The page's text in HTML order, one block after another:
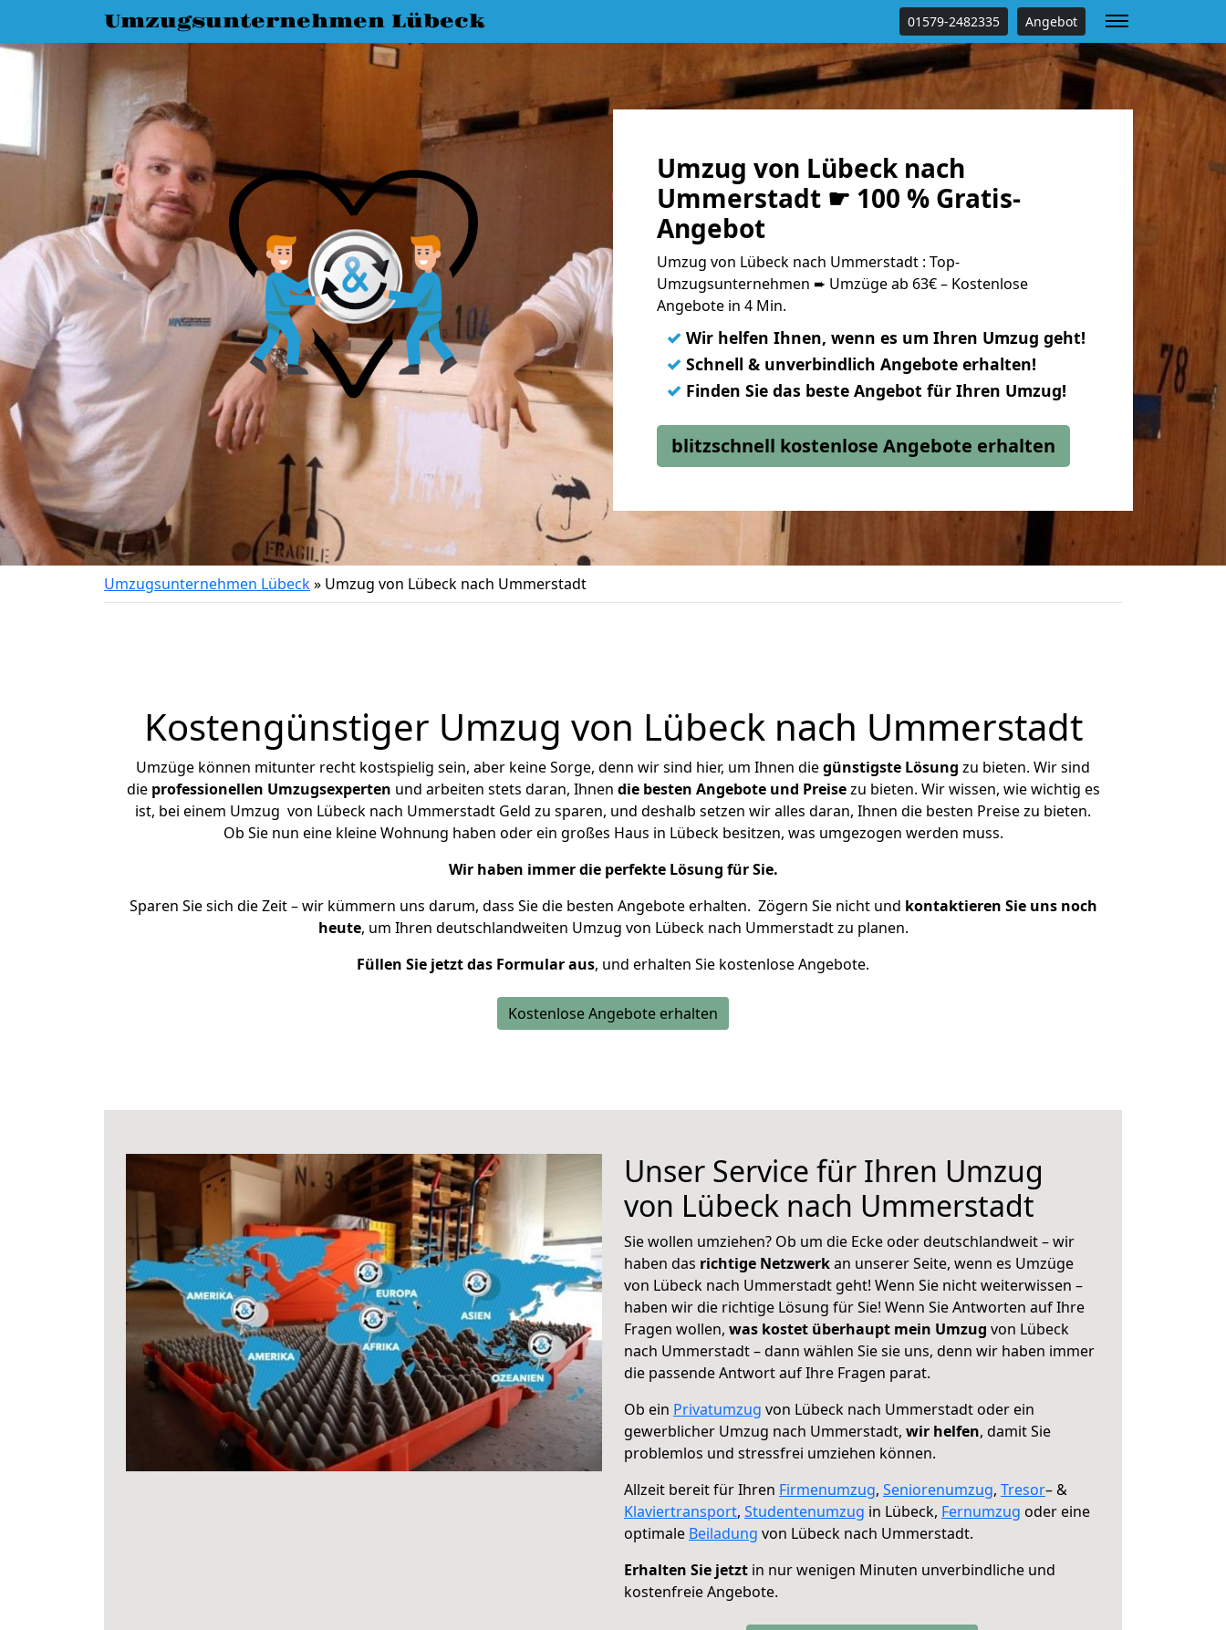
Umzugsunternehmen Lübeck 01579-2482335 Angebot
Umzug von Lübeck nach
Ummerstadt ☛ 100 % Gratis-
Angebot
Umzug von Lübeck nach Ummerstadt : Top-
Umzugsunternehmen ➨ Umzüge ab 63€ – Kostenlose
Angebote in 4 Min.
✓ Wir helfen Ihnen, wenn es um Ihren Umzug geht!
✓ Schnell & unverbindlich Angebote erhalten!
✓ Finden Sie das beste Angebot für Ihren Umzug!
blitzschnell kostenlose Angebote erhalten
Umzugsunternehmen Lübeck» Umzug von Lübeck nach Ummerstadt
Kostengünstiger Umzug von Lübeck nach Ummerstadt
Umzüge können mitunter recht kostspielig sein, aber keine Sorge, denn wir sind hier, um Ihnen diegünstigste Lösung zu bieten. Wir sind
die professionellen Umzugsexperten und arbeiten stets daran, Ihnen die besten Angebote und Preisezu bieten. Wir wissen, wie wichtig es
ist, bei einem Umzug von Lübeck nach Ummerstadt Geld zu sparen, und deshalb setzen wir alles daran, Ihnen die besten Preise zu bieten.
Ob Sie nun eine kleine Wohnung haben oder ein großes Haus in Lübeck besitzen, was umgezogen werden muss.
Wir haben immer die perfekte Lösung für Sie.
Sparen Sie sich die Zeit – wir kümmern uns darum, dass Sie die besten Angebote erhalten. Zögern Sie nicht und kontaktieren Sie uns noch
heute, um Ihren deutschlandweiten Umzug von Lübeck nach Ummerstadt zu planen.
Füllen Sie jetzt das Formular aus, und erhalten Sie kostenlose Angebote.
Kostenlose Angebote erhalten
Unser Service für Ihren Umzug
von Lübeck nach Ummerstadt
Sie wollen umziehen? Ob um die Ecke oder deutschlandweit – wir
haben das richtige Netzwerkan unserer Seite, wenn es Umzüge
von Lübeck nach Ummerstadt geht! Wenn Sie nicht weiterwissen –
haben wir die richtige Lösung für Sie! Wenn Sie Antworten auf Ihre
Fragen wollen, was kostet überhaupt mein Umzug von Lübeck
nach Ummerstadt – dann wählen Sie sie uns, denn wir haben immer
die passende Antwort auf Ihre Fragen parat.
Ob ein Privatumzug von Lübeck nach Ummerstadt oder ein
gewerblicher Umzug nach Ummerstadt, wir helfen, damit Sie
problemlos und stressfrei umziehen können.
Allzeit bereit für Ihren Firmenumzug, Seniorenumzug, Tresor– &
Klaviertransport, Studentenumzug in Lübeck, Fernumzug oder eine
optimale Beiladung von Lübeck nach Ummerstadt.
Erhalten Sie jetzt in nur wenigen Minuten unverbindliche und
kostenfreie Angebote.